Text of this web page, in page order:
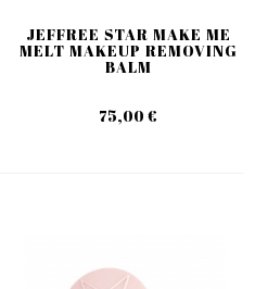
JEFFREE STAR MAKE ME
MELT MAKEUP REMOVING
BALM
75,00 €